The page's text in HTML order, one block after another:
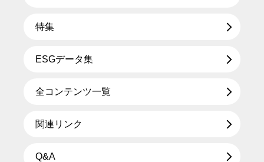
特集
ESGデータ集
全コンテンツ一覧
関連リンク
Q&A